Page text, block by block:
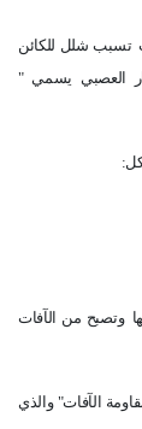
تسبب شلل للكائن
العصبي يسمي "
وتصبح من الآفات
الآفات" والذي